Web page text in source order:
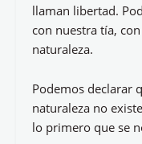
llaman libertad.
con nuestra tía,
naturaleza.
Podemos declarar
naturaleza no
lo primero que se